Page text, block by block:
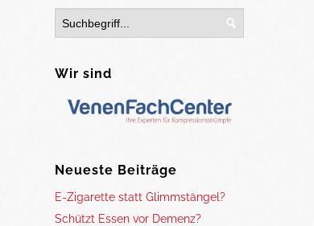
Wir sind
Neueste Beiträge
E-Zigarette statt Glimmstängel?
Schützt Essen vor Demenz?